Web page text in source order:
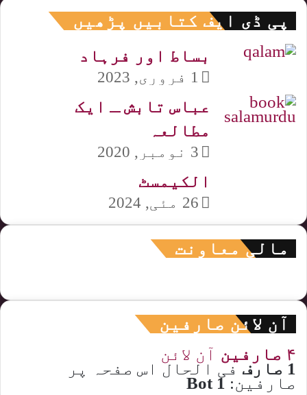
پی ڈی ایف کتابیں پڑھیں
بساط اور فرہاد
1 فروری, 2023
عباس تابش ـ ایک
مطالعہ
3 نومبر, 2020
الکیمسٹ
26 مئی, 2024
مالی معاونت
آن لائن صارفین
۴ صارفین آن لائن
1 صارف فی الحال اس صفحہ پر
صارفین: 1 Bot